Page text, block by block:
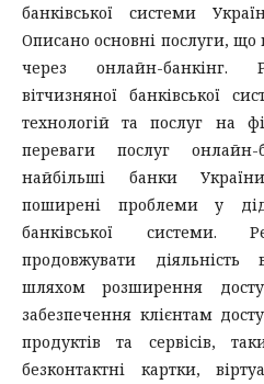
банківської системи
Описано основні послуги,
через онлайн-банкінг.
вітчизняної банківської
технологій та послуг на
переваги послуг
найбільші банки
поширені проблеми у
банківської системи.
продовжувати діяльність
шляхом розширення
забезпечення клієнтам
продуктів та сервісів,
безконтактні картки,